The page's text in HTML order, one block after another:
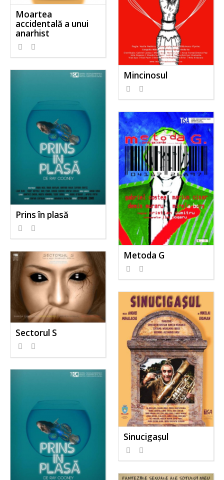
Moartea
accidentală a unui
anarhist
Mincinosul
Prins în plasă
Metoda G
Sectorul S
Sinucigașul